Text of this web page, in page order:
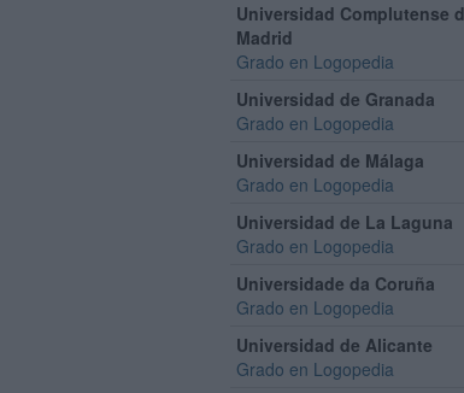
Universidad Complutense
Madrid
Grado en Logopedia
Universidad de Granada
Grado en Logopedia
Universidad de Málaga
Grado en Logopedia
Universidad de La Laguna
Grado en Logopedia
Universidade da Coruña
Grado en Logopedia
Universidad de Alicante
Grado en Logopedia